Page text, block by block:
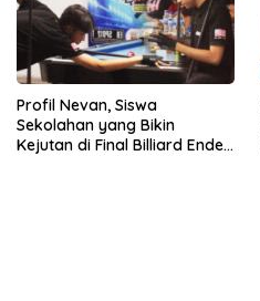
Profil Nevan, Siswa
Sekolahan yang Bikin
Kejutan di Final Billiard Ende